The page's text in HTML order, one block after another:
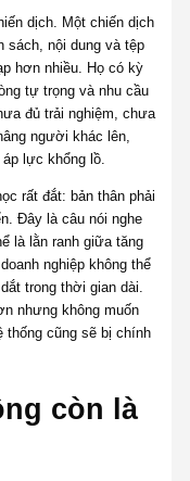
dịch. Một chiến dịch
sách, nội dung và tệp
hơn nhiều. Họ có kỳ
tự trọng và nhu cầu
đủ trải nghiệm, chưa
người khác lên,
lực khổng lồ.
rất đắt: bản thân phải
Đây là câu nói nghe
là lằn ranh giữa tăng
nghiệp không thể
trong thời gian dài.
nhưng không muốn
thống cũng sẽ bị chính
còn là